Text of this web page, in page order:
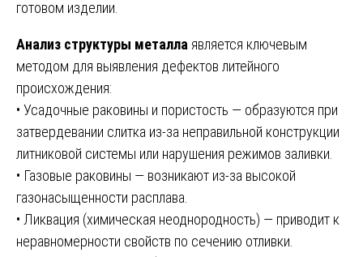
готовом изделии.
Анализ структуры металла является ключевым
методом для выявления дефектов литейного
происхождения:
• Усадочные раковины и пористость — образуются при
затвердевании слитка из-за неправильной конструкции
литниковой системы или нарушения режимов заливки.
• Газовые раковины — возникают из-за высокой
газонасыщенности расплава.
• Ликвация (химическая неоднородность) — приводит к
неравномерности свойств по сечению отливки.